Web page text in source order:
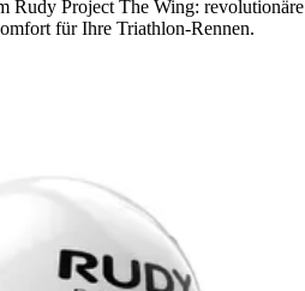
Rudy Project The Wing: revolutionäre
für Ihre Triathlon-Rennen.